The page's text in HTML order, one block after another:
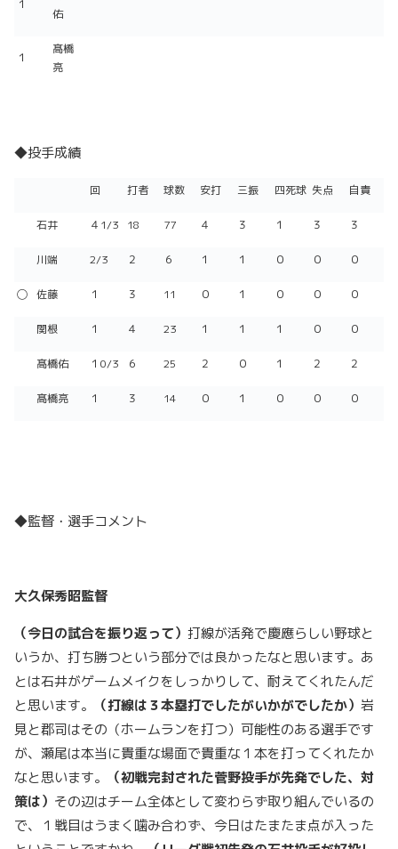
１
佑
１
髙橋
亮
◆投手成績
回 打者 球数 安打 三振 四死球 失点 自責
石井 ４1/3 18 77 ４ ３ １ ３ ３
川端 2/3 ２ ６ １ １ ０ ０ ０
◯ 佐藤 １ ３ 11 ０ １ ０ ０ ０
関根 １ ４ 23 １ １ １ ０ ０
髙橋佑 １0/3 ６ 25 ２ ０ １ ２ ２
髙橋亮 １ ３ 14 ０ １ ０ ０ ０
◆監督・選手コメント
大久保秀昭監督
（今日の試合を振り返って） 打線が活発で慶應らしい野球と
いうか、打ち勝つという部分では良かったなと思います。あ
とは石井がゲームメイクをしっかりして、耐えてくれたんだ
と思います。
（打線は３本塁打でしたがいかがでしたか） 岩
見と郡司はその（ホームランを打つ）可能性のある選手です
が、瀬尾は本当に貴重な場面で貴重な１本を打ってくれたか
なと思います。
（初戦完封された菅野投手が先発でした、対
策は） その辺はチーム全体として変わらず取り組んでいるの
で、１戦目はうまく噛み合わず、今日はたまたま点が入った